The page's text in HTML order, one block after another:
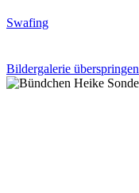
Swafing
Bildergalerie überspringen